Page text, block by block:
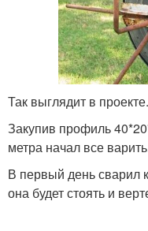
Так выглядит в проекте.
Закупив профиль
метра начал все
В первый день сварил
она будет стоять и